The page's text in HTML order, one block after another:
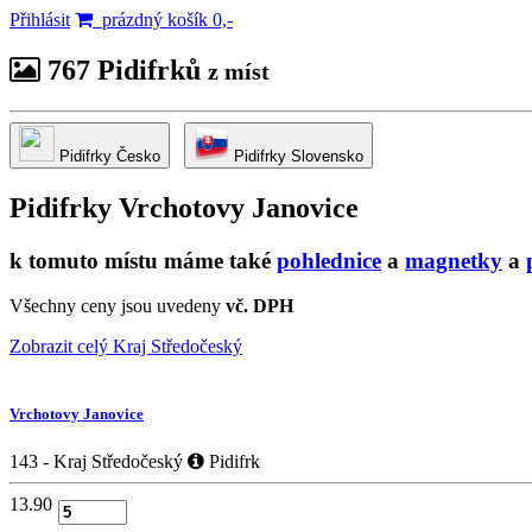
Přihlásit
prázdný košík 0,-
767 Pidifrků z míst
Pidifrky Česko Pidifrky Slovensko
Pidifrky Vrchotovy Janovice
k tomuto místu máme také pohlednice a magnetky a
Všechny ceny jsou uvedeny vč. DPH
Zobrazit celý Kraj Středočeský
Vrchotovy Janovice
143 - Kraj Středočeský Pidifrk
13.90